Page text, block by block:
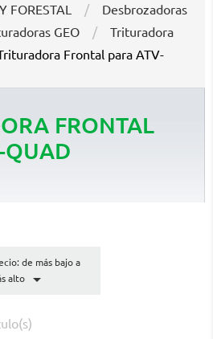
FORESTAL
Desbrozadoras
GEO
Trituradora
Frontal para ATV-
FRONTAL
QUAD
de más bajo a
alto
